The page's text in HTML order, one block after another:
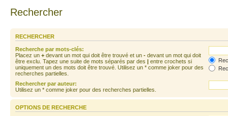
Rechercher
RECHERCHER
Recherche par mots-clés:
Placez un + devant un mot qui doit être trouvé et un - devant un mot qui doit
être exclu. Tapez une suite de mots séparés par des | entre crochets si
uniquement un des mots doit être trouvé. Utilisez un * comme joker pour des
recherches partielles.
Rechercher par auteur:
Utilisez un * comme joker pour des recherches partielles.
OPTIONS DE RECHERCHE